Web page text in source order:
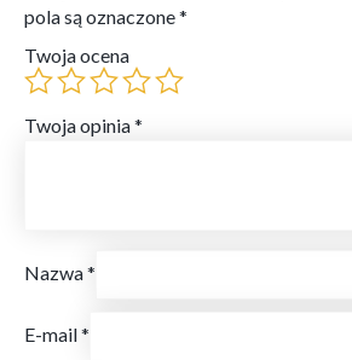
pola są oznaczone*
Twoja ocena
Twoja opinia*
Nazwa*
E-mail*